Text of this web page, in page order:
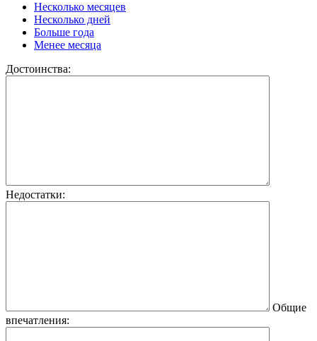
Несколько месяцев
Несколько дней
Больше года
Менее месяца
Достоинства:
Недостатки:
Общие
впечатления: